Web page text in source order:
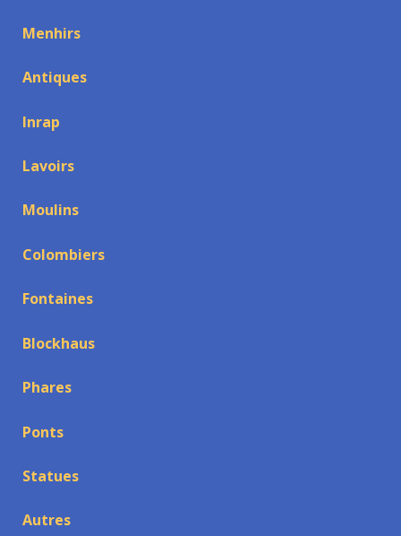
Menhirs
Antiques
Inrap
Lavoirs
Moulins
Colombiers
Fontaines
Blockhaus
Phares
Ponts
Statues
Autres